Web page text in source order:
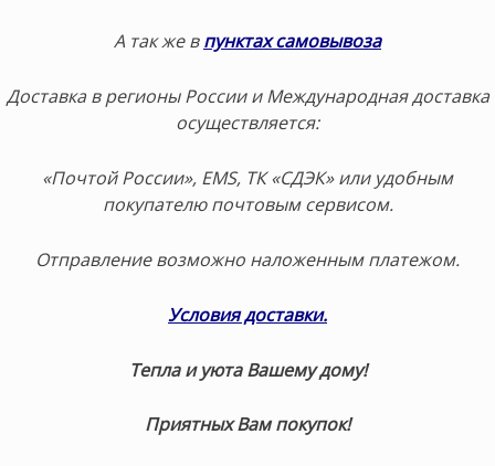
А так же в пунктах самовывоза
Доставка в регионы России и Международная доставка
осуществляется:
«Почтой России», EMS, ТК «СДЭК» или удобным
покупателю почтовым сервисом.
Отправление возможно наложенным платежом.
Условия доставки.
Тепла и уюта Вашему дому!
Приятных Вам покупок!